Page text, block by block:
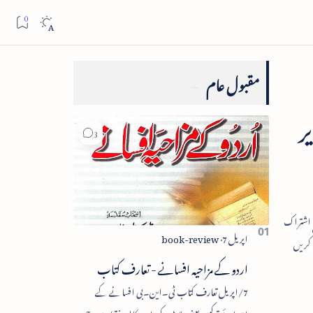
مقبول عام
اردو کے مزاحیہ افسانے - تعارف کتاب
7/اپریل تعارف کتاب ٹی۔این۔بی افسانے کے